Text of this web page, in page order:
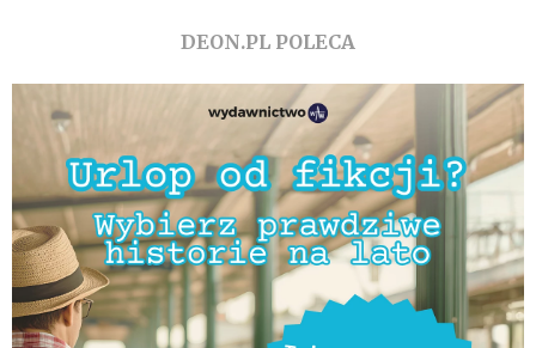
DEON.PL POLECA